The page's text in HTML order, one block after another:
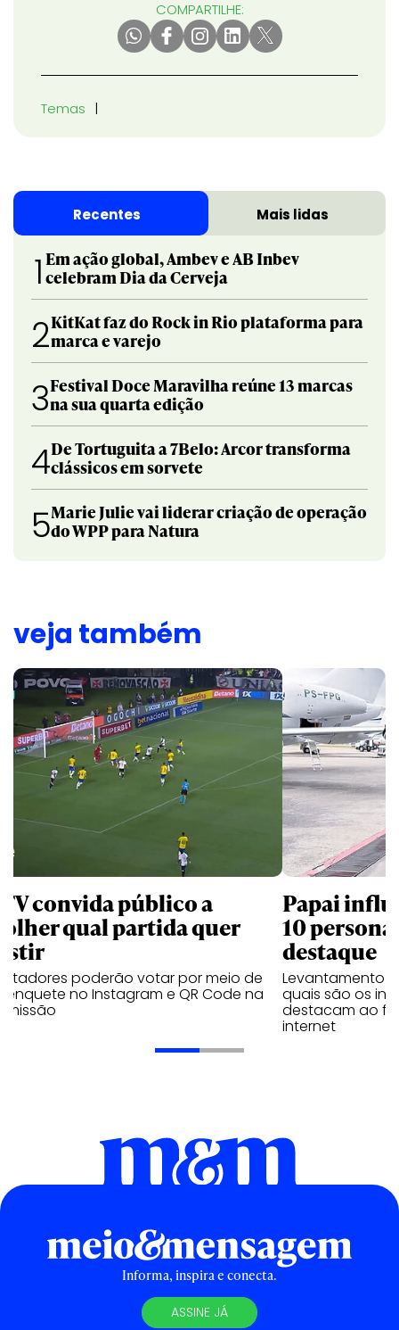
COMPARTILHE:
Temas
Recentes Mais lidas
1 Em ação global, Ambev e AB Inbev
celebram Dia da Cerveja
2KitKat faz do Rock in Rio plataforma para
marca e varejo
3Festival Doce Maravilha reúne 13 marcas
na sua quarta edição
4De Tortuguita a 7Belo: Arcor transforma
clássicos em sorvete
5Marie Julie vai liderar criação de operação
do WPP para Natura
veja também
TV convida público a
qual partida quer
poderão votar por meio de
enquete no Instagram e QR Code na
Papai
10
destaque
Levantamento
quais são os
destacam ao
internet
Informa, inspira e conecta.
ASSINE JÁ